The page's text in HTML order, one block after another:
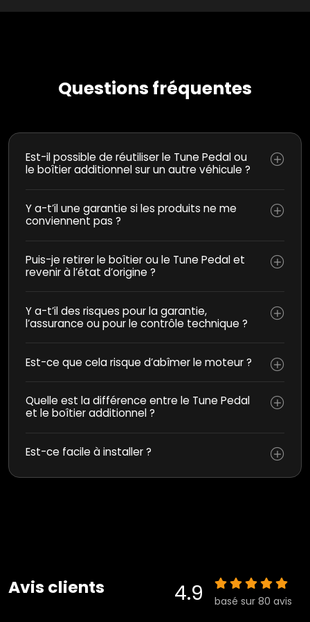
Questions fréquentes
Est-il possible de réutiliser le Tune Pedal ou
le boîtier additionnel sur un autre véhicule ?
Y a-t’il une garantie si les produits ne me
conviennent pas ?
Puis-je retirer le boîtier ou le Tune Pedal et
revenir à l’état d’origine ?
Y a-t’il des risques pour la garantie,
l’assurance ou pour le contrôle technique ?
Est-ce que cela risque d’abîmer le moteur ?
Quelle est la différence entre le Tune Pedal
et le boîtier additionnel ?
Est-ce facile à installer ?
Avis clients 4.9 basé sur 80 avis